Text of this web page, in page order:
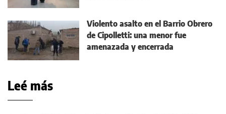
Violento asalto en el Barrio Obrero
de Cipolletti: una menor fue
amenazada y encerrada
Leé más